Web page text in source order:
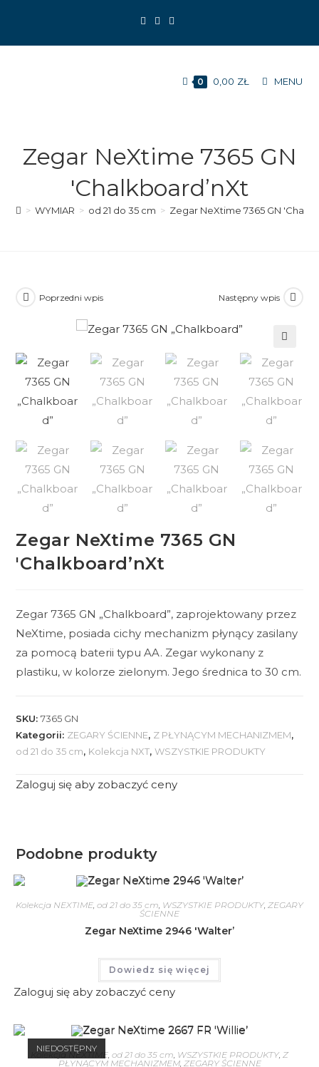
0 0,00 ZŁ MENU
Zegar NeXtime 7365 GN
'Chalkboard’nXt
> WYMIAR > od 21 do 35 cm > Zegar NeXtime 7365 GN
Poprzedni wpis Następny wpis
🔍
Zegar NeXtime 7365 GN
'Chalkboard’nXt
Zegar 7365 GN „Chalkboard”, zaprojektowany przez
NeXtime, posiada cichy mechanizm płynący zasilany
za pomocą baterii typu AA. Zegar wykonany z
plastiku, w kolorze zielonym. Jego średnica to 30 cm.
SKU:7365 GN
Kategorii: ZEGARY ŚCIENNE, Z PŁYNĄCYM MECHANIZMEM,
od 21 do 35 cm, Kolekcja NXT,WSZYSTKIE PRODUKTY
Zaloguj się aby zobaczyć ceny
Podobne produkty
Kolekcja NEXTIME od 21 do 35 cm WSZYSTKIE PRODUKTY ZEGARY
ŚCIENNE
Zegar NeXtime 2946 'Walter’
Dowiedz się więcej
Zaloguj się aby zobaczyć ceny
NIEDOSTĘPNY
Kolekcja NEXTIME, od 21 do 35 cm, WSZYSTKIE PRODUKTY, Z
PŁYNĄCYM MECHANIZMEM, ZEGARY ŚCIENNE